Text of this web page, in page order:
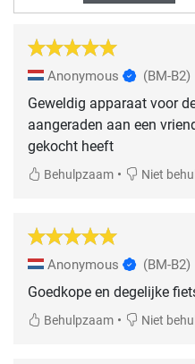
Anonymous (BM-B2)
Geweldig apparaat voor
aangeraden aan een
gekocht heeft
Behulpzaam • Niet
Anonymous (BM-B2)
Goedkope en degelijke
Behulpzaam • Niet